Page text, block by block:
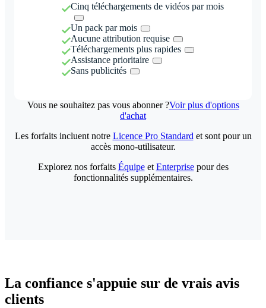
Cinq téléchargements de vidéos par mois
Un pack par mois
Aucune attribution requise
Téléchargements plus rapides
Assistance prioritaire
Sans publicités
Vous ne souhaitez pas vous abonner ?Voir plus d'options
d'achat
Les forfaits incluent notre Licence Pro Standard et sont pour un
accès mono-utilisateur.
Explorez nos forfaits Équipeet Enterprisepour des
fonctionnalités supplémentaires.
La confiance s'appuie sur de vrais avis
clients